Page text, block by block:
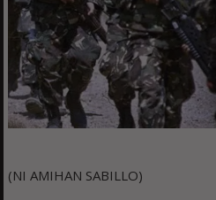
(NI AMIHAN SABILLO)